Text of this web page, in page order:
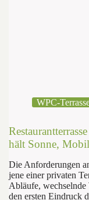
WPC-
hält Sonne,
Die Anforderungen
jene einer privaten
Abläufe,
den ersten Eindruck